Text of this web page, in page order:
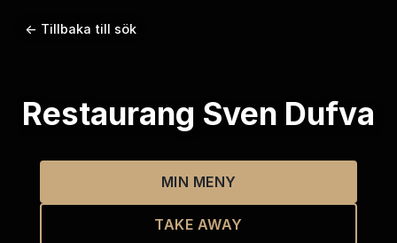
← Tillbaka till sök
Restaurang Sven Dufva
MIN MENY
TAKE AWAY